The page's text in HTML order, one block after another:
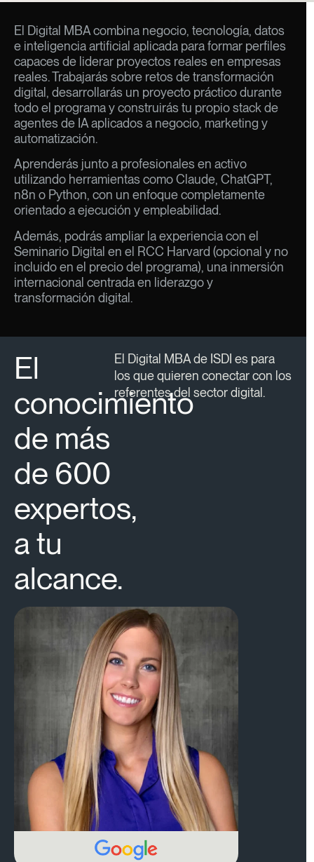
El Digital MBA combina negocio, tecnología, datos
e inteligencia artificial aplicada para formar perfiles
capaces de liderar proyectos reales en empresas
reales. Trabajarás sobre retos de transformación
digital, desarrollarás un proyecto práctico durante
todo el programa y construirás tu propio stack de
agentes de IA aplicados a negocio, marketing y
automatización.
Aprenderás junto a profesionales en activo
utilizando herramientas como Claude, ChatGPT,
n8n o Python, con un enfoque completamente
orientado a ejecución y empleabilidad.
Además, podrás ampliar la experiencia con el
Seminario Digital en el RCC Harvard (opcional y no
incluido en el precio del programa), una inmersión
internacional centrada en liderazgo y
transformación digital.
El
conocimiento
de más
de 600
expertos,
a tu
alcance.
El Digital MBA de ISDI es para
los que quieren conectar con los
referentes del sector digital.